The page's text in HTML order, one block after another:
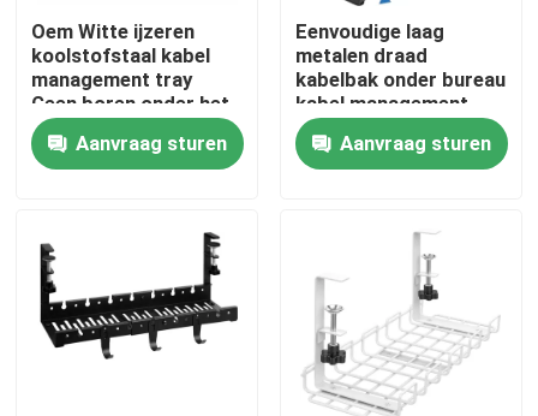
Fabrieksreis
Kwaliteitscontrole
Contacteer ons
Vraag een offerte aan
Metalen onderdelen
Oem Witte ijzeren
koolstofstaal kabel
management tray
Geen boren onder het
bureau
Aanvraag sturen
Eenvoudige laag
metalen draad
kabelbak onder bureau
kabel management
voor kantoor en huis
Aanvraag sturen